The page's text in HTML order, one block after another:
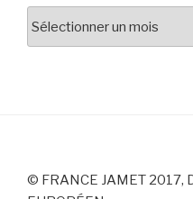
© FRANCE JAMET 2017,